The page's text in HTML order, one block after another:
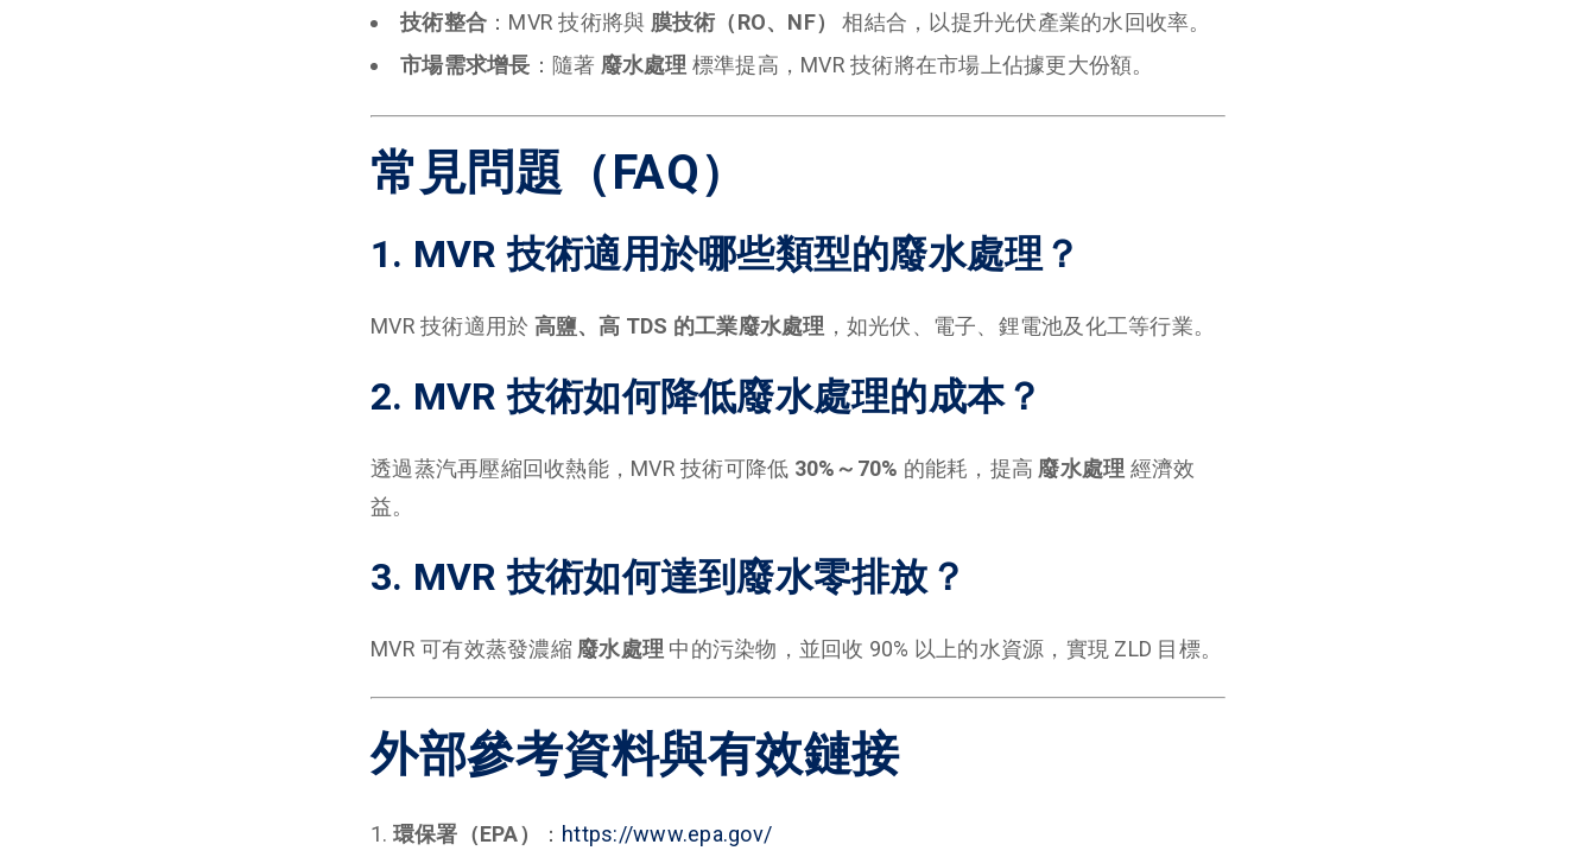
技術整合 ：MVR 技術將與 膜技術（RO、NF）
相結合，以提升光伏產業的水回收率。
市場需求增長 ：隨著 廢水處理 標準提高，MVR 技術將在市場上佔據更大份額。
常見問題（FAQ）
1. MVR 技術適用於哪些類型的廢水處理？
MVR 技術適用於 高鹽、高 TDS 的工業廢水處理 ，如光伏、電子、鋰電池及化工等行業。
2. MVR 技術如何降低廢水處理的成本？
透過蒸汽再壓縮回收熱能，MVR 技術可降低 30%～70% 的能耗，提高 廢水處理 經濟效
益。
3. MVR 技術如何達到廢水零排放？
MVR 可有效蒸發濃縮 廢水處理 中的污染物，並回收 90% 以上的水資源，實現 ZLD 目標。
外部參考資料與有效鏈接
環保署（EPA） ： https://www.epa.gov/